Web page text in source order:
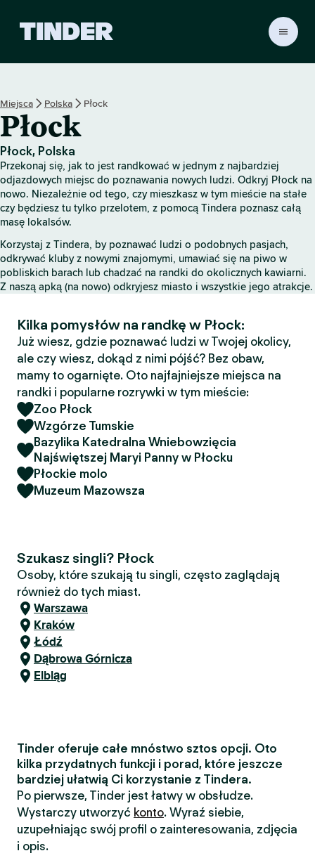
o
n
a
g
w
n
a
Miejsca Polska Płock
Płock
Płock, Polska
Przekonaj się, jak to jest randkować w jednym z najbardziej
odjazdowych miejsc do poznawania nowych ludzi. Odkryj Płock na
nowo. Niezależnie od tego, czy mieszkasz w tym mieście na stałe
czy będziesz tu tylko przelotem, z pomocą Tindera poznasz całą
masę lokalsów.
Korzystaj z Tindera, by poznawać ludzi o podobnych pasjach,
odkrywać kluby z nowymi znajomymi, umawiać się na piwo w
pobliskich barach lub chadzać na randki do okolicznych kawiarni.
Z naszą apką (na nowo) odkryjesz miasto i wszystkie jego atrakcje.
Kilka pomysłów na randkę w Płock:
Już wiesz, gdzie poznawać ludzi w Twojej okolicy,
ale czy wiesz, dokąd z nimi pójść? Bez obaw,
mamy to ogarnięte. Oto najfajniejsze miejsca na
randki i popularne rozrywki w tym mieście:
Zoo Płock
Wzgórze Tumskie
Bazylika Katedralna Wniebowzięcia
Najświętszej Maryi Panny w Płocku
Płockie molo
Muzeum Mazowsza
Szukasz singli? Płock
Osoby, które szukają tu singli, często zaglądają
również do tych miast.
Warszawa
Kraków
Łódź
Dąbrowa Górnicza
Elbląg
Tinder oferuje całe mnóstwo sztos opcji. Oto
kilka przydatnych funkcji i porad, które jeszcze
bardziej ułatwią Ci korzystanie z Tindera.
Po pierwsze, Tinder jest łatwy w obsłudze.
Wystarczy utworzyć konto. Wyraź siebie,
uzupełniając swój profil o zainteresowania, zdjęcia
i opis.